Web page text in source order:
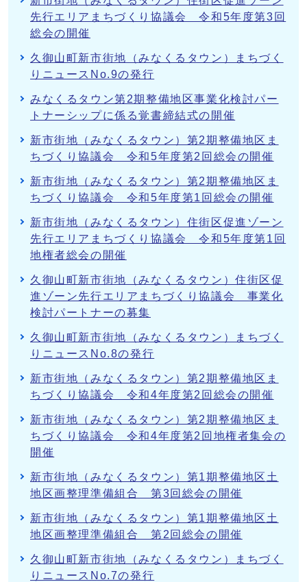
先行エリアまちづくり協議会 令和5年度第3回
総会の開催
久御山町新市街地（みなくるタウン）まちづく
りニュースNo.9の発行
みなくるタウン第2期整備地区事業化検討パー
トナーシップに係る覚書締結式の開催
新市街地（みなくるタウン）第2期整備地区ま
ちづくり協議会 令和5年度第2回総会の開催
新市街地（みなくるタウン）第2期整備地区ま
ちづくり協議会 令和5年度第1回総会の開催
新市街地（みなくるタウン）住街区促進ゾーン
先行エリアまちづくり協議会 令和5年度第1回
地権者総会の開催
久御山町新市街地（みなくるタウン）住街区促
進ゾーン先行エリアまちづくり協議会 事業化
検討パートナーの募集
久御山町新市街地（みなくるタウン）まちづく
りニュースNo.8の発行
新市街地（みなくるタウン）第2期整備地区ま
ちづくり協議会 令和4年度第2回総会の開催
新市街地（みなくるタウン）第2期整備地区ま
ちづくり協議会 令和4年度第2回地権者集会の
開催
新市街地（みなくるタウン）第1期整備地区土
地区画整理準備組合 第3回総会の開催
新市街地（みなくるタウン）第1期整備地区土
地区画整理準備組合 第2回総会の開催
久御山町新市街地（みなくるタウン）まちづく
りニュースNo.7の発行